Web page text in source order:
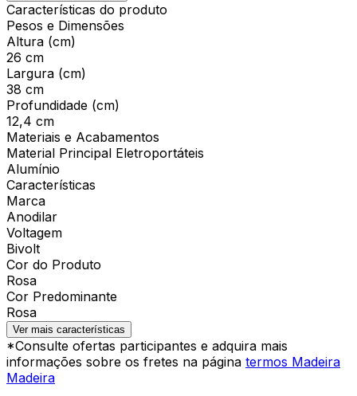
Características do produto
Pesos e Dimensões
Altura (cm)
26 cm
Largura (cm)
38 cm
Profundidade (cm)
12,4 cm
Materiais e Acabamentos
Material Principal Eletroportáteis
Alumínio
Características
Marca
Anodilar
Voltagem
Bivolt
Cor do Produto
Rosa
Cor Predominante
Rosa
Ver mais características
*Consulte ofertas participantes e adquira mais
informações sobre os fretes na página termos Madeira
Madeira